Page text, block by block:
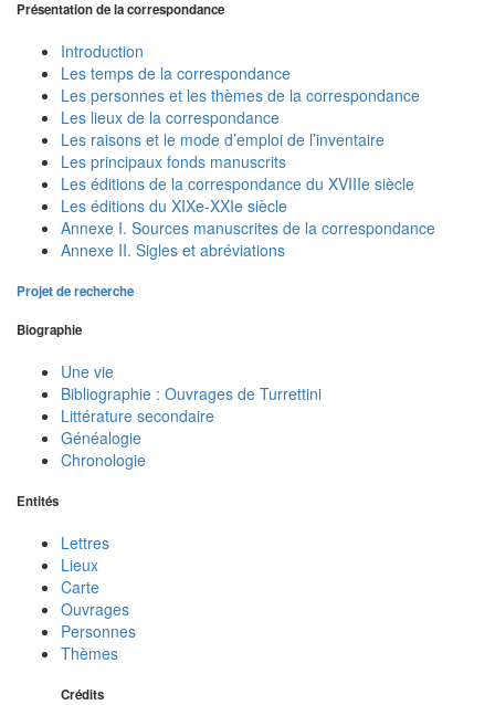
Présentation de la correspondance
Introduction
Les temps de la correspondance
Les personnes et les thèmes de la correspondance
Les lieux de la correspondance
Les raisons et le mode d’emploi de l’inventaire
Les principaux fonds manuscrits
Les éditions de la correspondance du XVIIIe siècle
Les éditions du XIXe-XXIe siècle
Annexe I. Sources manuscrites de la correspondance
Annexe II. Sigles et abréviations
Projet de recherche
Biographie
Une vie
Bibliographie : Ouvrages de Turrettini
Littérature secondaire
Généalogie
Chronologie
Entités
Lettres
Lieux
Carte
Ouvrages
Personnes
Thèmes
Crédits